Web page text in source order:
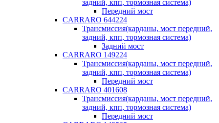
задний, кпп, тормозная система)
Передний мост
CARRARO 644224
Трансмиссия(карданы, мост передний,
задний, кпп, тормозная система)
Задний мост
CARRARO 149224
Трансмиссия(карданы, мост передний,
задний, кпп, тормозная система)
Передний мост
CARRARO 401608
Трансмиссия(карданы, мост передний,
задний, кпп, тормозная система)
Передний мост